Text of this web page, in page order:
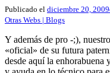
Publicado el diciembre 20, 2009
Otras Webs | Blogs
Y además de pro -;),
«oficial» de su futura
desde aquí la enhorabuena